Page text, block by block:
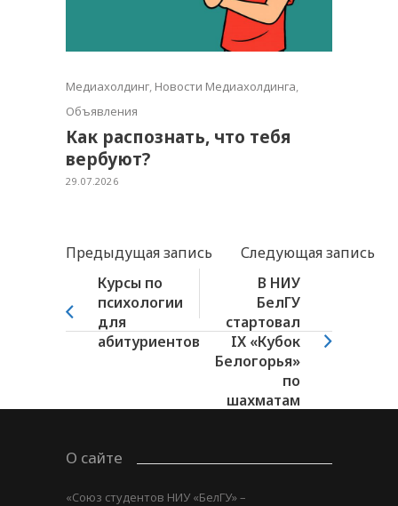
Медиахолдинг, Новости Медиахолдинга,
Объявления
Как распознать, что тебя
вербуют?
29.07.2026
Предыдущая запись
Следующая запись
Курсы по
психологии
для
абитуриентов
В НИУ
БелГУ
стартовал
IX «Кубок
Белогорья»
по
шахматам
О сайте
«Союз студентов НИУ «БелГУ» –